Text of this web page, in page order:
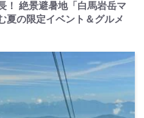
！ 絶景避暑地「白馬岩岳マ
夏の限定イベント＆グルメ